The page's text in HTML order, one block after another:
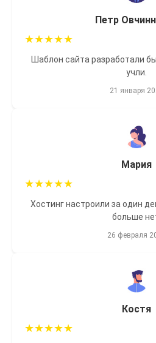
Петр
★★★★★
Шаблон сайта разработали
учли.
21 января
Мария
★★★★★
Хостинг настроили за один
больше
26 февраля
Костя
★★★★★